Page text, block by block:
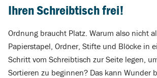
Ihren Schreibtisch frei!
Ordnung braucht Platz. Warum also nicht
Papierstapel, Ordner, Stifte und Blöcke in
Schritt vom Schreibtisch zur Seite legen,
Sortieren zu beginnen? Das kann Wunder